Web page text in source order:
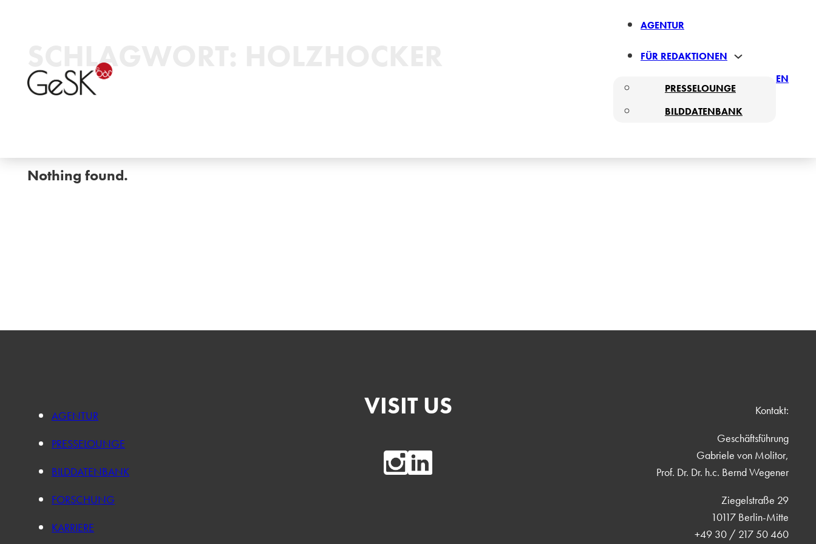
AGENTUR
FÜR REDAKTIONEN
PRESSELOUNGE
BILDDATENBANK
EN
SCHLAGWORT:
Nothing found.
AGENTUR
PRESSELOUNGE
BILDDATENBANK
FORSCHUNG
KARRIERE
VISIT US
Kontakt:
Geschäftsführung
Gabriele von Molitor,
Prof. Dr. Dr. h.c. Bernd Wegener
Ziegelstraße 29
10117 Berlin-Mitte
+49 30 / 217 50 460